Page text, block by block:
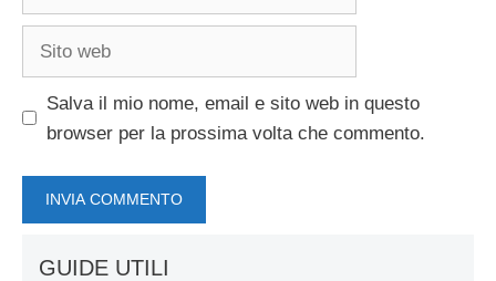
Salva il mio nome, email e sito web in questo
browser per la prossima volta che commento.
GUIDE UTILI